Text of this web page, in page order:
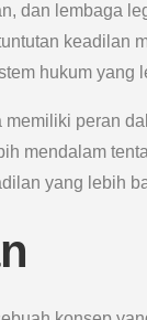
dan lembaga
keadilan
hukum yang
peran
mendalam
yang lebih